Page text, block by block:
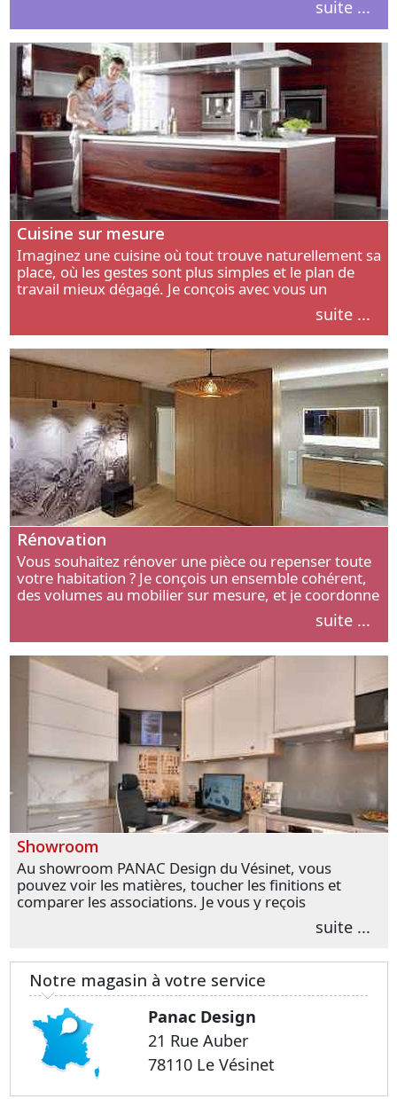
suite ...
Cuisine sur mesure
Imaginez une cuisine où tout trouve naturellement sa
place, où les gestes sont plus simples et le plan de
travail mieux dégagé. Je conçois avec vous un
aménagement adapté à votre manière de cuisiner, de
suite ...
Rénovation
Vous souhaitez rénover une pièce ou repenser toute
votre habitation ? Je conçois un ensemble cohérent,
des volumes au mobilier sur mesure, et je coordonne
suite ...
Showroom
Au showroom PANAC Design du Vésinet, vous
pouvez voir les matières, toucher les finitions et
comparer les associations. Je vous y reçois
personnellement pour parler de votre projet et
transformer vos premières idées en choix plussuite ...
Notre magasin à votre service
Panac Design
21 Rue Auber
78110 Le Vésinet